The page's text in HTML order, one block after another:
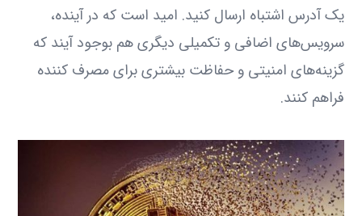
یک آدرس اشتباه ارسال کنید. امید است که در آینده،
سرویس‌های اضافی و تکمیلی دیگری هم بوجود آیند که
گزینه‌های امنیتی و حفاظت بیشتری برای مصرف کننده
فراهم کنند.